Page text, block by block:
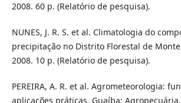
2008. 60 p. (Relatório de pesquisa).
NUNES, J. R. S. et al. Climatologia do
precipitação no Distrito Florestal de
2008. 10 p. (Relatório de pesquisa).
PEREIRA, A. R. et al. Agrometeorologia:
aplicações práticas. Guaíba: